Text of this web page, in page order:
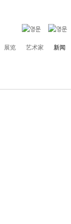
展览 艺术家 新闻